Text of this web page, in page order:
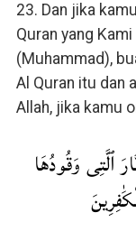
23. Dan jika
Quran yang
(Muhammad),
Al Quran itu dan
Allah, jika kamu
ٱلَّتِى وَقُودُهَا